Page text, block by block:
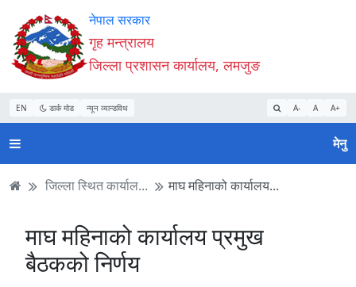
Accessibility
Mode
सुरु
गर्नुहोस्
सामाग्री
पढ्नुहाेस्
नेभिगेसन
पढ्नुहाेस्
वेबसाइट
खोजमा
जानुहोस्
नेपाल सरकार
गृह मन्त्रालय
जिल्ला प्रशासन कार्यालय, लमजुङ
EN डार्क मोड न्यून व्यान्डविथ A- A A+
मेनु
जिल्ला स्थित कार्याल... माघ महिनाको कार्यालय...
माघ महिनाको कार्यालय प्रमुख
बैठकको निर्णय